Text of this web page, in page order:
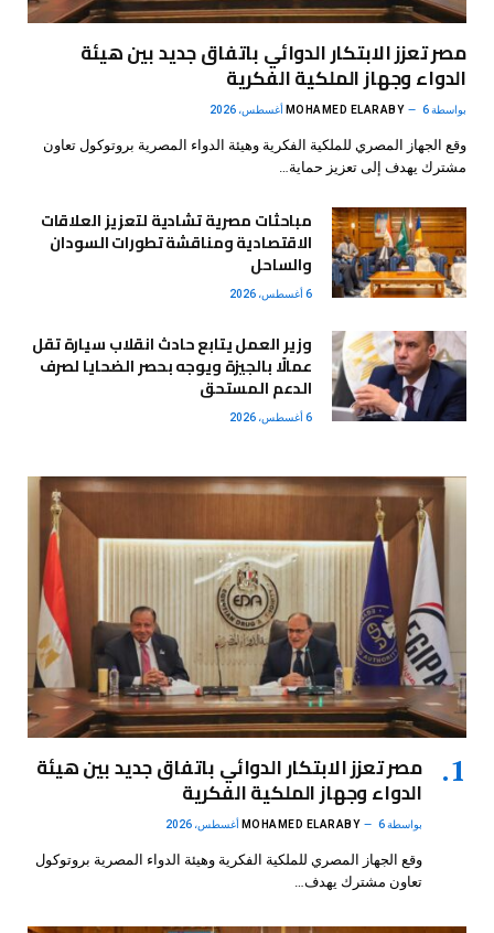
مصر تعزز الابتكار الدوائي باتفاق جديد بين هيئة
الدواء وجهاز الملكية الفكرية
بواسطة MOHAMED ELARABY 6 أغسطس، 2026
وقع الجهاز المصري للملكية الفكرية وهيئة الدواء المصرية بروتوكول تعاون
مشترك يهدف إلى تعزيز حماية…
مباحثات مصرية تشادية لتعزيز العلاقات
الاقتصادية ومناقشة تطورات السودان
والساحل
6 أغسطس، 2026
وزير العمل يتابع حادث انقلاب سيارة تقل
عمالًا بالجيزة ويوجه بحصر الضحايا لصرف
الدعم المستحق
6 أغسطس، 2026
مصر تعزز الابتكار الدوائي باتفاق جديد بين هيئة
الدواء وجهاز الملكية الفكرية
بواسطة MOHAMED ELARABY 6 أغسطس، 2026
وقع الجهاز المصري للملكية الفكرية وهيئة الدواء المصرية بروتوكول
تعاون مشترك يهدف…